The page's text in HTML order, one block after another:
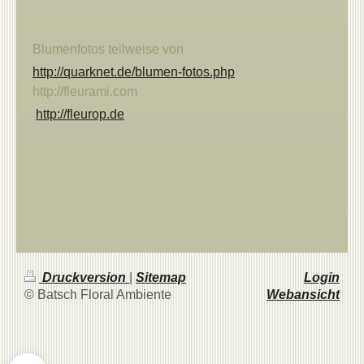
Blumenfotos teilweise von
http://quarknet.de/blumen-fotos.php
http://fleurami.com
http://fleurop.de
Druckversion
Sitemap
© Batsch Floral Ambiente
Login
Webansicht